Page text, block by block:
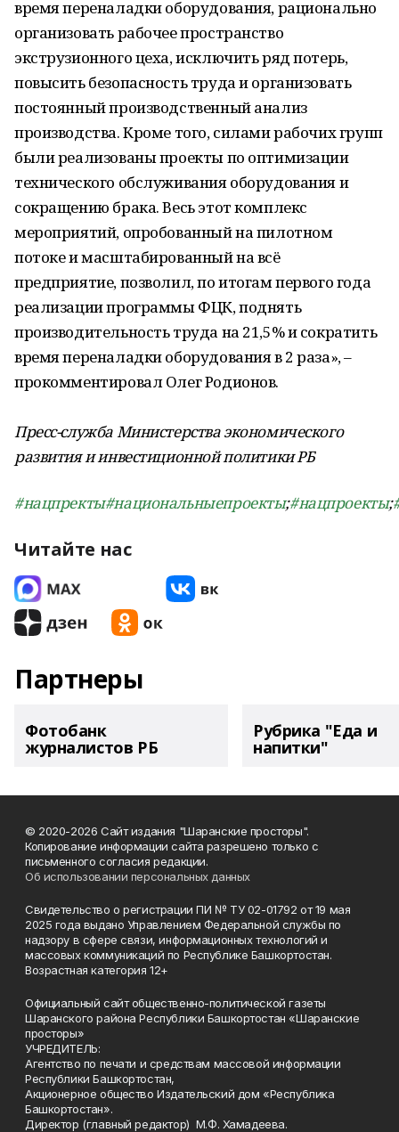
время переналадки оборудования, рационально
организовать рабочее пространство
экструзионного цеха, исключить ряд потерь,
повысить безопасность труда и организовать
постоянный производственный анализ
производства. Кроме того, силами рабочих групп
были реализованы проекты по оптимизации
технического обслуживания оборудования и
сокращению брака. Весь этот комплекс
мероприятий, опробованный на пилотном
потоке и масштабированный на всё
предприятие, позволил, по итогам первого года
реализации программы ФЦК, поднять
производительность труда на 21,5% и сократить
время переналадки оборудования в 2 раза», –
прокомментировал Олег Родионов.
Пресс-служба Министерства экономического
развития и инвестиционной политики РБ
#нацпректы#национальныепроекты;#нацпроекты;
Читайте нас
Партнеры
Фотобанк
журналистов РБ
Рубрика "Еда и
напитки"
© 2020-2026 Сайт издания "Шаранские просторы".
Копирование информации сайта разрешено только с
письменного согласия редакции.
Об использовании персональных данных
Свидетельство о регистрации ПИ № ТУ 02-01792 от 19 мая
2025 года выдано Управлением Федеральной службы по
надзору в сфере связи, информационных технологий и
массовых коммуникаций по Республике Башкортостан.
Возрастная категория 12+
Официальный сайт общественно-политической газеты
Шаранского района Республики Башкортостан «Шаранские
просторы»
УЧРЕДИТЕЛЬ:
Агентство по печати и средствам массовой информации
Республики Башкортостан,
Акционерное общество Издательский дом «Республика
Башкортостан».
Директор (главный редактор) М.Ф. Хамадеева.